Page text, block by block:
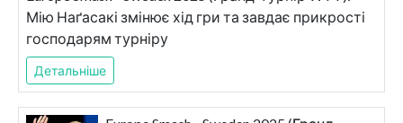
Мію Наґасакі змінює хід гри та завдає прикрості
господарям турніру
Детальніше